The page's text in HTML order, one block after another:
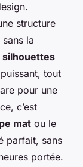
structure
la
silhouettes
tout
pour une
c’est
mat ou le
parfait, sans
portée.